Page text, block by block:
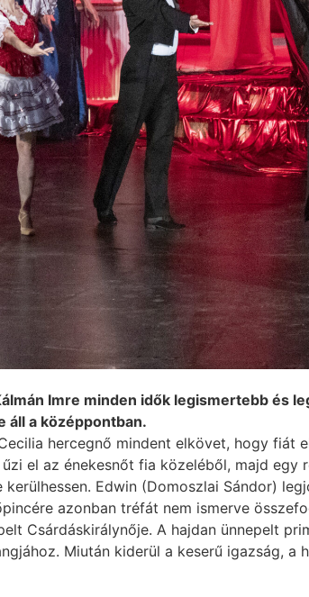
Imre minden idők legismertebb és
áll a középpontban.
hercegnő mindent elkövet, hogy fiát
el az énekesnőt fia közeléből, majd
Edwin (Domoszlai Sándor)
azonban tréfát nem ismerve
Csárdáskirálynője. A hajdan ünnepelt
Miután kiderül a keserű igazság,